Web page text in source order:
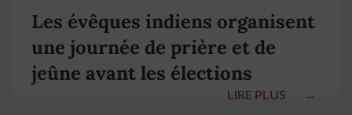
Les évêques indiens organisent
une journée de prière et de
jeûne avant les élections
LIRE PLUS →